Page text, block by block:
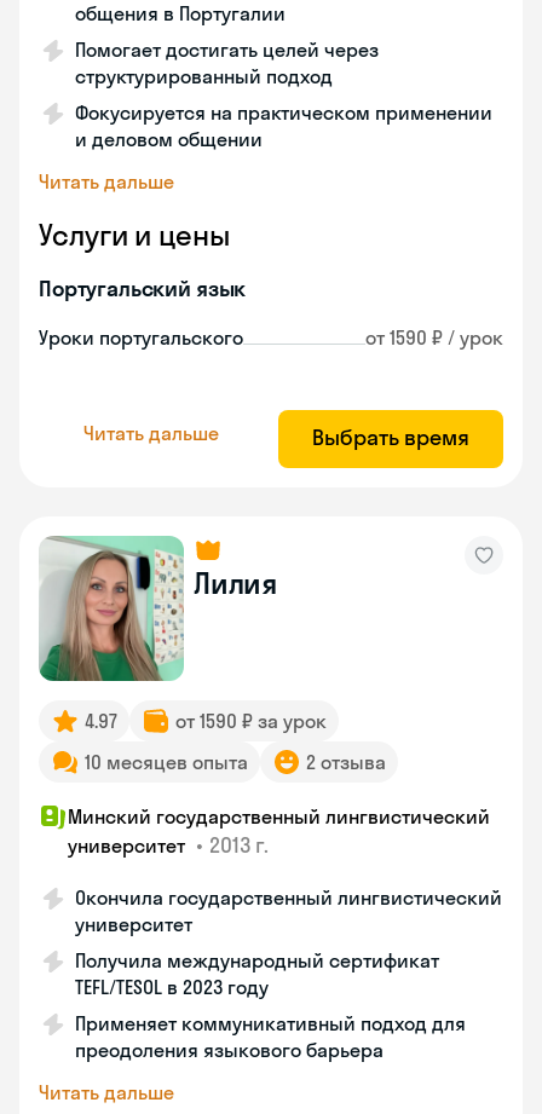
общения в Португалии
Помогает достигать целей через
структурированный подход
Фокусируется на практическом применении
и деловом общении
Читать дальше
Услуги и цены
Португальский язык
Уроки португальского от 1590 ₽ / урок
Читать дальше Выбрать время
Лилия
4.97
от 1590 ₽ за урок
10 месяцев опыта
2 отзыва
Минский государственный лингвистический
университет • 2013 г.
Окончила государственный лингвистический
университет
Получила международный сертификат
TEFL/TESOL в 2023 году
Применяет коммуникативный подход для
преодоления языкового барьера
Читать дальше